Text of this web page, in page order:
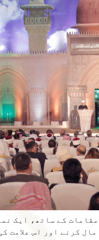
کے ساتھ، ایک
کرنے اور اس علامت